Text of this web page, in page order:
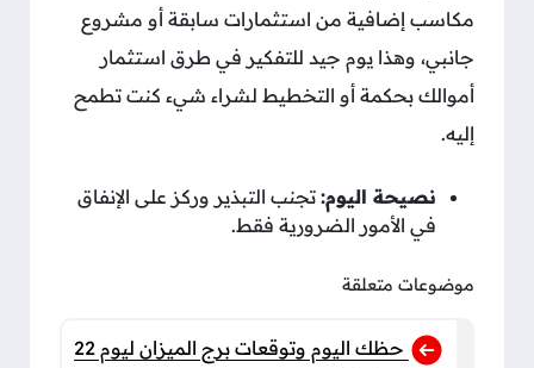
مكاسب إضافية من استثمارات سابقة أو مشروع
جانبي، وهذا يوم جيد للتفكير في طرق استثمار
أموالك بحكمة أو التخطيط لشراء شيء كنت تطمح
إليه.
نصيحة اليوم: تجنب التبذير وركز على الإنفاق
في الأمور الضرورية فقط.
موضوعات متعلقة
حظك اليوم وتوقعات برج الميزان ليوم 22